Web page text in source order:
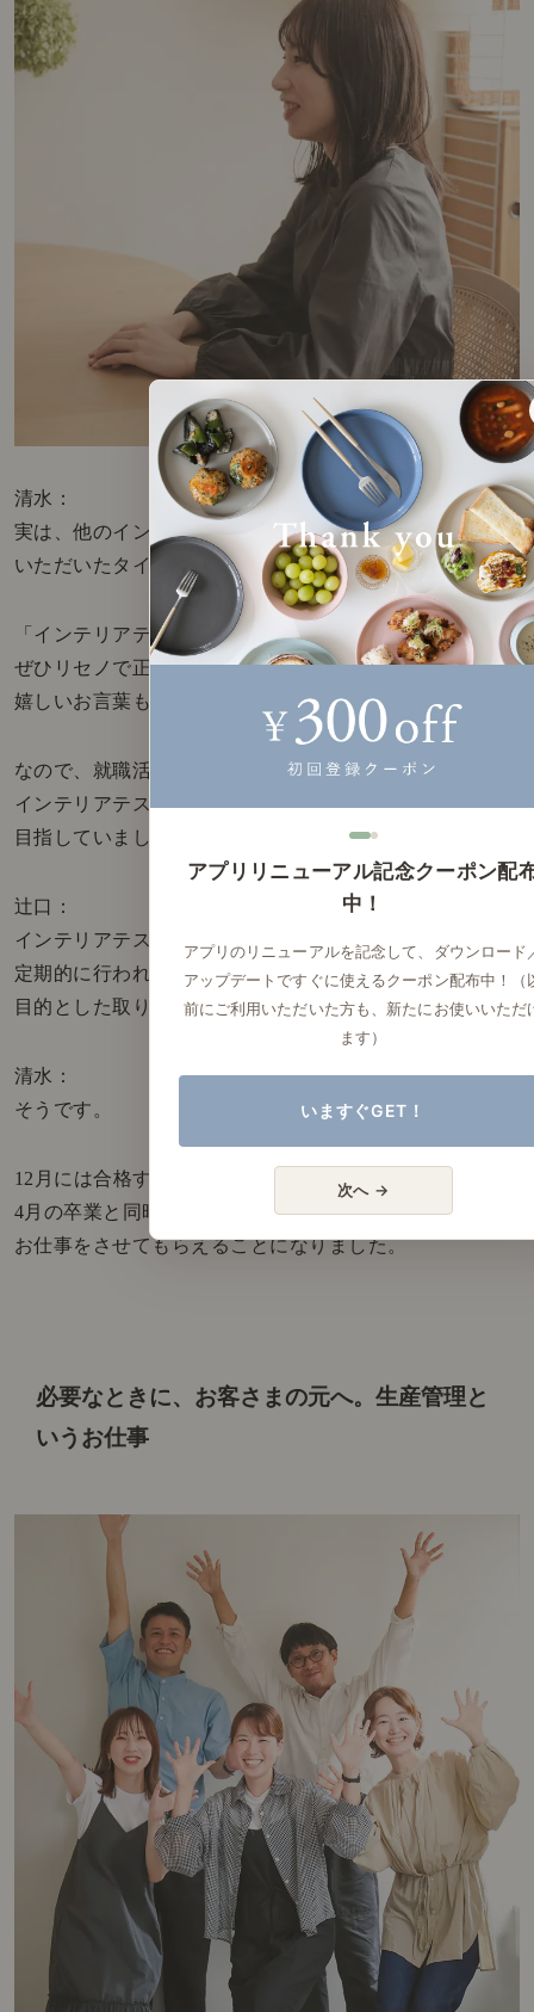
清水：
実は、他のインテリア会社で内定を
いただいたタイミングもあったのですが笑
「インテリアテスト」に合格したら、
ぜひリセノで正社員として働いてほしいという
嬉しいお言葉もいただいていて。
なので、就職活動は一旦やめて、
インテリアテストに合格することを
目指していました。
辻口：
インテリアテストというのは、リセノ社内で
定期的に行われている、インテリア知識の向上を
目的とした取り組みのことですね。
清水：
そうです。
12月には合格することができていて、
4月の卒業と同時に、正社員として
お仕事をさせてもらえることになりました。
必要なときに、お客さまの元へ。生産管理と
いうお仕事
アプリリニューアル記念クーポン配
中！
アプリのリニューアルを記念して、ダウンロード
アップデートですぐに使えるクーポン配布中！（
前にご利用いただいた方も、新たにお使いいただ
ます）
いますぐGET！
次へ →